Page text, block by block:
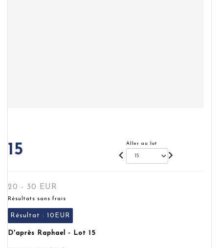
15 Aller au lot
20 - 30 EUR
Résultats sans frais
Résultat : 10EUR
D'après Raphael - Lot 15